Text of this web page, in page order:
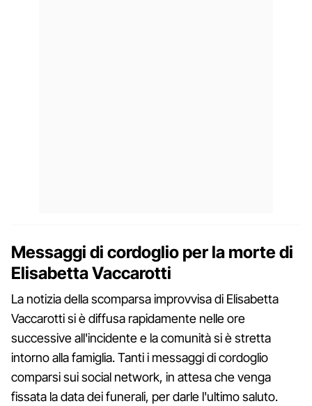
Messaggi di cordoglio per la morte di
Elisabetta Vaccarotti
La notizia della scomparsa improvvisa di Elisabetta
Vaccarotti si è diffusa rapidamente nelle ore
successive all'incidente e la comunità si è stretta
intorno alla famiglia. Tanti i messaggi di cordoglio
comparsi sui social network, in attesa che venga
fissata la data dei funerali, per darle l'ultimo saluto.